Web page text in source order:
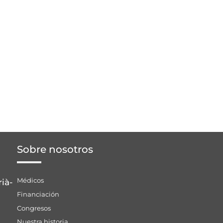
Sobre nosotros
Médicos
Financiación
Congresos